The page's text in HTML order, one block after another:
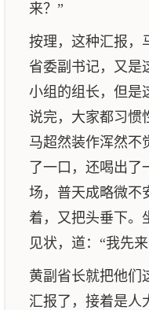
来？”
按理，这种汇报，
省委副书记，又是
小组的组长，但是
说完，大家都习惯
马超然装作浑然不
了一口，还喝出
场，普天成略微不
着，又把头垂下。
见状，道：“我先
黄副省长就把他们
汇报了，接着是人